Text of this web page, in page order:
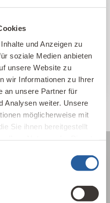
und Anzeigen zu
soziale Medien anbieten
unsere Website zu
wir Informationen zu Ihrer
an unsere Partner für
Analysen weiter. Unsere
möglicherweise mit
Sie ihnen bereitgestellt
nach Standort